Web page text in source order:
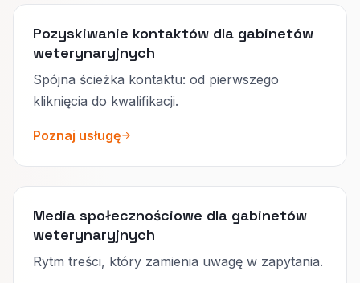
Pozyskiwanie kontaktów dla gabinetów
weterynaryjnych
Spójna ścieżka kontaktu: od pierwszego
kliknięcia do kwalifikacji.
Poznaj usługę
Media społecznościowe dla gabinetów
weterynaryjnych
Rytm treści, który zamienia uwagę w zapytania.